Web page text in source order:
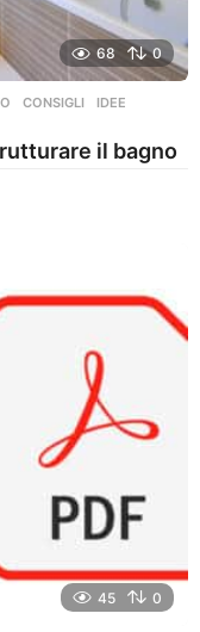
68 0
,CONSIGLI ,IDEE
il bagno
45 0